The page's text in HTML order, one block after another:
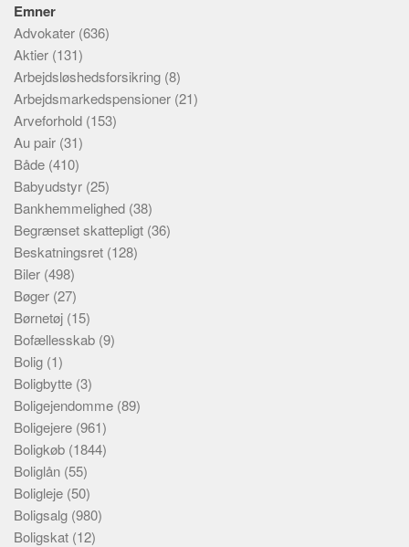
Emner
Advokater (636)
Aktier (131)
Arbejdsløshedsforsikring (8)
Arbejdsmarkedspensioner (21)
Arveforhold (153)
Au pair (31)
Både (410)
Babyudstyr (25)
Bankhemmelighed (38)
Begrænset skattepligt (36)
Beskatningsret (128)
Biler (498)
Bøger (27)
Børnetøj (15)
Bofællesskab (9)
Bolig (1)
Boligbytte (3)
Boligejendomme (89)
Boligejere (961)
Boligkøb (1844)
Boliglån (55)
Boligleje (50)
Boligsalg (980)
Boligskat (12)